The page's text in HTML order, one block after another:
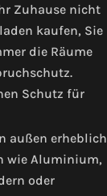
Zuhause nicht
kaufen, Sie
die Räume
Schutz für
außen erheblich
wie Aluminium,
oder